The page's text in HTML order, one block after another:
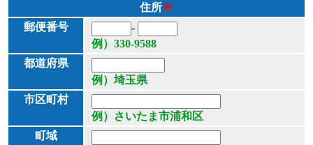
住所※
郵便番号
-
例）330-9588
都道府県
例）埼玉県
市区町村
例）さいたま市浦和区
町域